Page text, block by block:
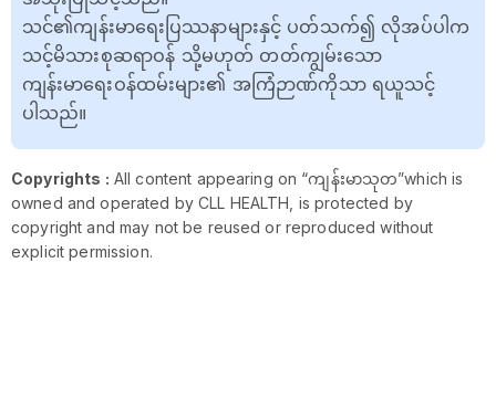
သင်၏ကျန်းမာရေးပြဿနာများနှင့် ပတ်သက်၍ လိုအပ်ပါက
သင့်မိသားစုဆရာဝန် သို့မဟုတ် တတ်ကျွမ်းသော
ကျန်းမာရေးဝန်ထမ်းများ၏ အကြံဉာဏ်ကိုသာ ရယူသင့်
ပါသည်။
Copyrights : All content appearing on “ကျန်းမာသုတ”which is
owned and operated by CLL HEALTH, is protected by
copyright and may not be reused or reproduced without
explicit permission.